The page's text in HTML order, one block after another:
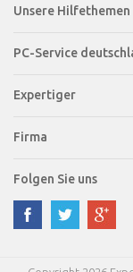
Unsere Hilfethemen
PC-Service
Expertiger
Firma
Folgen Sie uns